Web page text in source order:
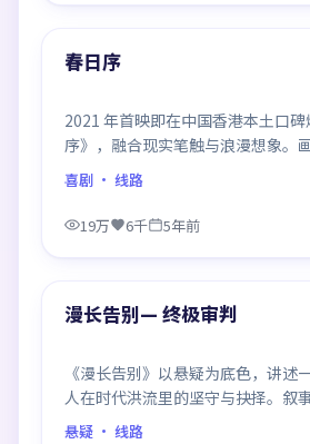
热门
春日序
2021 年首映即在中国香港本土口碑
序》，融合现实笔触与浪漫想象。
奏拿捏到位，是当年话题度居高不
喜剧 · 线路
19万 6千 5年前
热门
漫长告别— 终极审判
《漫长告别》以悬疑为底色，讲述
人在时代洪流里的坚守与抉择。叙
满，每一场对手戏都打磨得克制而
悬疑 · 线路